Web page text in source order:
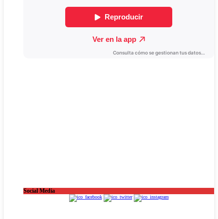
Social Media